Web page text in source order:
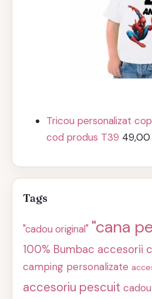
Tricou personalizat
cod produs T39
Tags
"cadou original" "cana
100% Bumbac accesorii
camping personalizate
accesoriu pescuit